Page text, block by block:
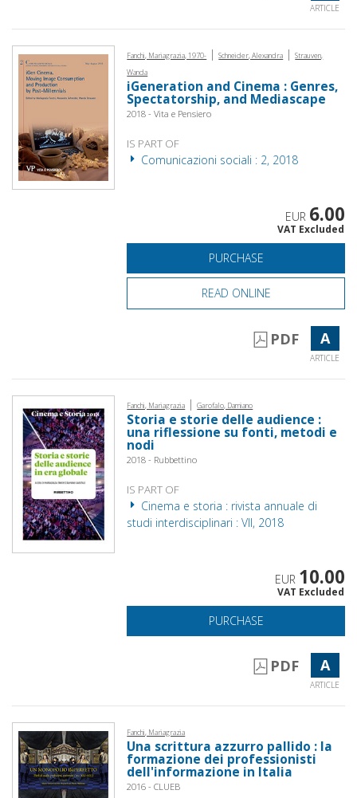
ARTICLE
Fanchi, Mariagrazia, 1970- | Schneider, Alexandra | Strauven,
Wanda
iGeneration and Cinema : Genres,
Spectatorship, and Mediascape
2018 - Vita e Pensiero
IS PART OF
Comunicazioni sociali : 2, 2018
EUR 6.00
VAT Excluded
PURCHASE
READ ONLINE
PDF A
ARTICLE
Fanchi, Mariagrazia | Garofalo, Damiano
Storia e storie delle audience :
una riflessione su fonti, metodi e
nodi
2018 - Rubbettino
IS PART OF
Cinema e storia : rivista annuale di
studi interdisciplinari : VII, 2018
EUR 10.00
VAT Excluded
PURCHASE
PDF A
ARTICLE
Fanchi, Mariagrazia
Una scrittura azzurro pallido : la
formazione dei professionisti
dell'informazione in Italia
2016 - CLUEB